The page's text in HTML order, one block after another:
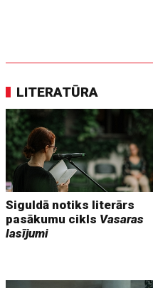
LITERATŪRA
Siguldā notiks literārs
pasākumu cikls Vasaras
lasījumi